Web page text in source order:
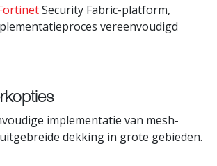
Security Fabric-platform,
vereenvoudigd
implementatie van mesh-
dekking in grote gebieden.